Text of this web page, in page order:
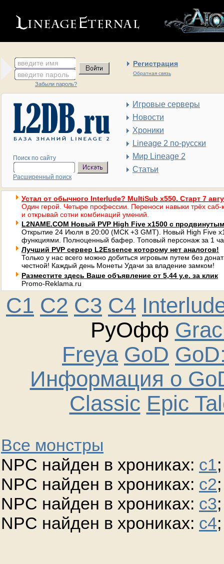
введите имя Регистрация
Обратная связь
введите пароль
Забыли пароль?
Поиск по сайту
Расширенный поиск
Игровые серверы
Новости
Хроники
Lineage 2 по-русски
Мир Lineage 2
Статьи
Устал от обычного Interlude? MultiSub x550. Старт 7
Один герой. Четыре профессии. Переноси навыки трёх саб-
и открывай сотни комбинаций умений.
L2NAME.COM Новый PVP High Five x1500 с
Открытие 24 Июля в 20:00 (МСК +3 GMT). Новый High Five
функциями. Полноценный бафер. Топовый персонаж за 1
Лучший PVP сервер L2Essence которому нет аналогов!
Только у нас всего можно добиться игровым путем без
честной! Каждый день Монеты Удачи за владение замком!
Разместите здесь Ваше объявление от 5,44 у.е. за клик
Promo-Reklama.ru
C1 C2 C3 C4
РуОфф
Freya GoD
Информация о
Classic Epic
Все монстры
NPC найден в хрониках: c1;
NPC найден в хрониках: c2;
NPC найден в хрониках: c3;
NPC найден в хрониках: c4;